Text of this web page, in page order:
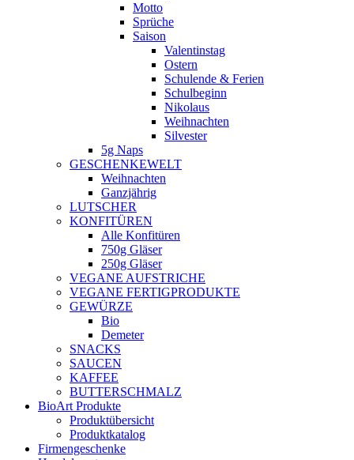
Motto
Sprüche
Saison
Valentinstag
Ostern
Schulende & Ferien
Schulbeginn
Nikolaus
Weihnachten
Silvester
5g Naps
GESCHENKEWELT
Weihnachten
Ganzjährig
LUTSCHER
KONFITÜREN
Alle Konfitüren
750g Gläser
250g Gläser
VEGANE AUFSTRICHE
VEGANE FERTIGPRODUKTE
GEWÜRZE
Bio
Demeter
SNACKS
SAUCEN
KAFFEE
BUTTERSCHMALZ
BioArt Produkte
Produktübersicht
Produktkatalog
Firmengeschenke